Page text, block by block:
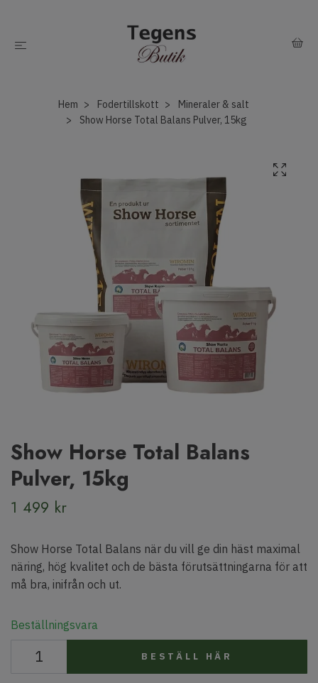
Hem Fodertillskott
Mineraler & salt
Show Horse Total Balans Pulver, 15kg
Show Horse Total Balans
Pulver, 15kg
1 499 kr
Show Horse Total Balans när du vill ge din häst maximal
näring, hög kvalitet och de bästa förutsättningarna för att
må bra, inifrån och ut.
Beställningsvara
BESTÄLL HÄR